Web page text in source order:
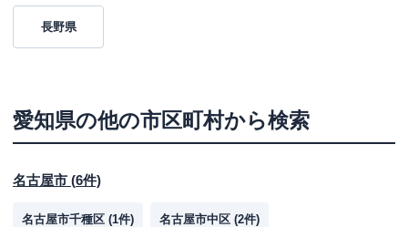
長野県
愛知県の他の市区町村から検索
名古屋市 (6件)
名古屋市千種区 (1件) 名古屋市中区 (2件)